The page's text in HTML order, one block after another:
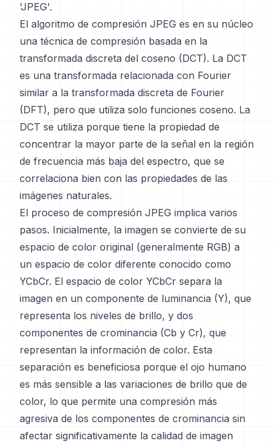
'JPEG'.
El algoritmo de compresión JPEG es en su núcleo
una técnica de compresión basada en la
transformada discreta del coseno (DCT). La DCT
es una transformada relacionada con Fourier
similar a la transformada discreta de Fourier
(DFT), pero que utiliza solo funciones coseno. La
DCT se utiliza porque tiene la propiedad de
concentrar la mayor parte de la señal en la región
de frecuencia más baja del espectro, que se
correlaciona bien con las propiedades de las
imágenes naturales.
El proceso de compresión JPEG implica varios
pasos. Inicialmente, la imagen se convierte de su
espacio de color original (generalmente RGB) a
un espacio de color diferente conocido como
YCbCr. El espacio de color YCbCr separa la
imagen en un componente de luminancia (Y), que
representa los niveles de brillo, y dos
componentes de crominancia (Cb y Cr), que
representan la información de color. Esta
separación es beneficiosa porque el ojo humano
es más sensible a las variaciones de brillo que de
color, lo que permite una compresión más
agresiva de los componentes de crominancia sin
afectar significativamente la calidad de imagen